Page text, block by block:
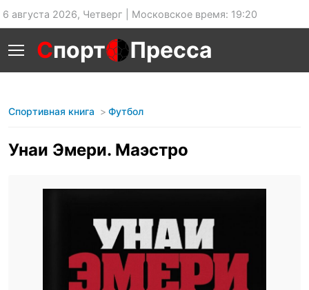
6 августа 2026, Четверг | Московское время: 19:20
Спорт Пресса
Спортивная книга Футбол
Унаи Эмери. Маэстро